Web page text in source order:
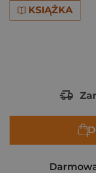
KSIĄŻKA